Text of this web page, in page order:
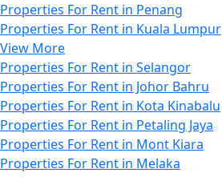
Properties For Rent in Penang
Properties For Rent in Kuala Lumpur
View More
Properties For Rent in Selangor
Properties For Rent in Johor Bahru
Properties For Rent in Kota Kinabalu
Properties For Rent in Petaling Jaya
Properties For Rent in Mont Kiara
Properties For Rent in Melaka